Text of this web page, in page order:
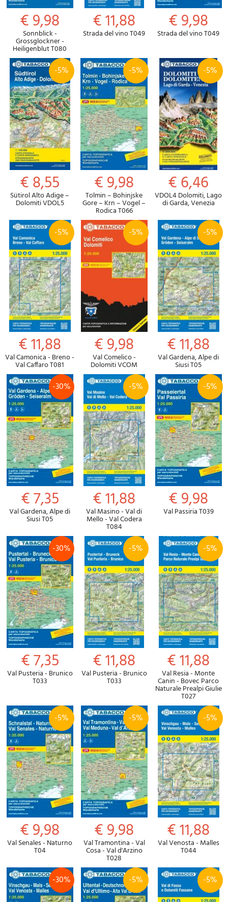
€ 9,98
Sonnblick -
Grossglockner -
Heiligenblut T080
€ 11,88
Strada del vino T049
€ 9,98
Strada del vino T049
-5%
€ 8,55
Sütirol Alto Adige –
Dolomiti VDOL5
-5%
€ 9,98
Tolmin – Bohinjske
Gore – Krn – Vogel –
Rodica T066
-5%
€ 6,46
VDOL4 Dolomiti, Lago
di Garda, Venezia
-5%
€ 11,88
Val Camonica - Breno -
Val Caffaro T081
-5%
€ 9,98
Val Comelico -
Dolomiti VCOM
-5%
€ 11,88
Val Gardena, Alpe di
Siusi T05
-30%
€ 7,35
Val Gardena, Alpe di
Siusi T05
-5%
€ 11,88
Val Masino - Val di
Mello - Val Codera
T084
-5%
€ 9,98
Val Passiria T039
-30%
€ 7,35
Val Pusteria - Brunico
T033
-5%
€ 11,88
Val Pusteria - Brunico
T033
-5%
€ 11,88
Val Resia - Monte
Canin - Bovec Parco
Naturale Prealpi Giulie
T027
-5%
€ 9,98
Val Senales - Naturno
T04
-5%
€ 9,98
Val Tramontina - Val
Cosa - Val d'Arzino
T028
-5%
€ 11,88
Val Venosta - Malles
T044
-30% -5% -5%